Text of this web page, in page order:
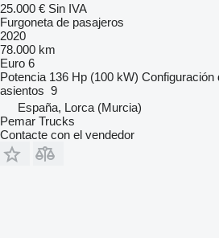
25.000 € Sin IVA
Furgoneta de pasajeros
2020
78.000 km
Euro 6
Potencia 136 Hp (100 kW) Configuración
asientos 9
España, Lorca (Murcia)
Pemar Trucks
Contacte con el vendedor